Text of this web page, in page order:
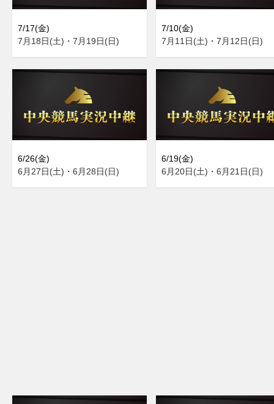
7/17(金)
7月18日(土)・7月19日(日)
7/10(金)
7月11日(土)・7月12日(日)
6/26(金)
6月27日(土)・6月28日(日)
6/19(金)
6月20日(土)・6月21日(日)